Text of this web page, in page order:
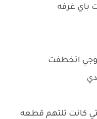
باي غرفه
اتخطفت
كانت تلتهم قطعه